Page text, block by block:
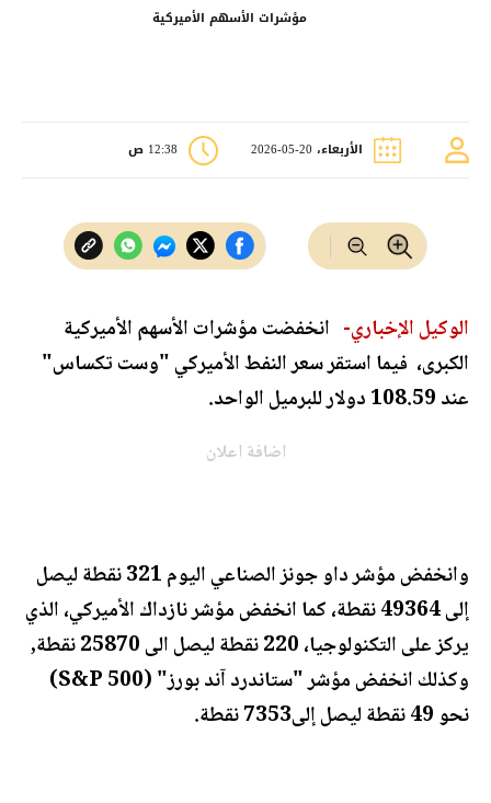
مؤشرات الأسهم الأميركية
الأربعاء، 20-05-2026 12:38 ص
الوكيل الإخباري- انخفضت مؤشرات الأسهم الأميركية
الكبرى، فيما استقر سعر النفط الأميركي "وست تكساس"
عند 108.59 دولار للبرميل الواحد.
اضافة اعلان
وانخفض مؤشر داو جونز الصناعي اليوم 321 نقطة ليصل
إلى 49364 نقطة، كما انخفض مؤشر نازداك الأميركي، الذي
يركز على التكنولوجيا، 220 نقطة ليصل الى 25870 نقطة,
وكذلك انخفض مؤشر "ستاندرد آند بورز" (S&P 500)
نحو 49 نقطة ليصل إلى7353 نقطة.